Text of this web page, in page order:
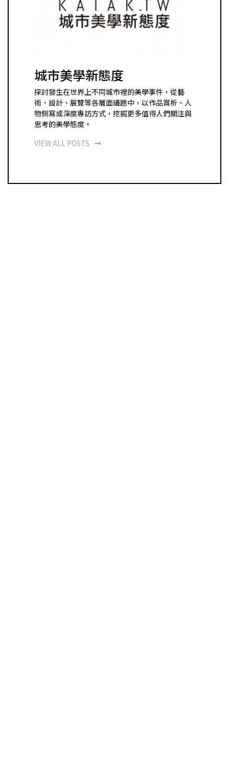
城市美學新態度
探討發生在世界上不同城市裡的美學事件，從藝
術、設計、展覽等各層面議題中，以作品賞析、人
物側寫或深度專訪方式，挖掘更多值得人們關注與
思考的美學態度。
VIEW ALL POSTS